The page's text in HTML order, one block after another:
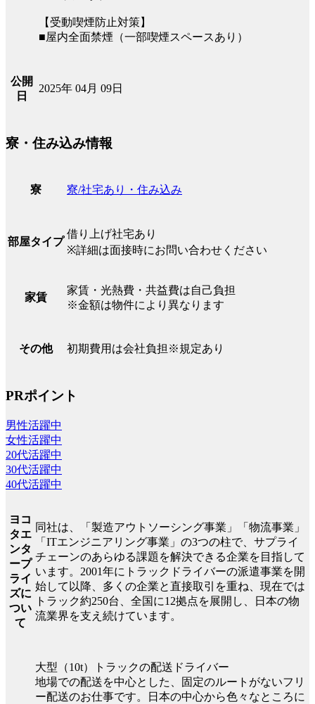
【受動喫煙防止対策】
■屋内全面禁煙（一部喫煙スペースあり）
公開
日
2025年 04月 09日
寮・住み込み情報
寮 寮/社宅あり・住み込み
部屋タイプ
借り上げ社宅あり
※詳細は面接時にお問い合わせください
家賃
家賃・光熱費・共益費は自己負担
※金額は物件により異なります
その他 初期費用は会社負担※規定あり
PRポイント
男性活躍中
女性活躍中
20代活躍中
30代活躍中
40代活躍中
ヨコ
タエ
ンタ
ープ
ライ
ズに
つい
て
同社は、「製造アウトソーシング事業」「物流事業」
「ITエンジニアリング事業」の3つの柱で、サプライ
チェーンのあらゆる課題を解決できる企業を目指して
います。2001年にトラックドライバーの派遣事業を開
始して以降、多くの企業と直接取引を重ね、現在では
トラック約250台、全国に12拠点を展開し、日本の物
流業界を支え続けています。
大型（10t）トラックの配送ドライバー
地場での配送を中心とした、固定のルートがないフリ
ー配送のお仕事です。日本の中心から色々なところに